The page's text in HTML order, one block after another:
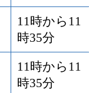
11時から11
時35分
11時から11
時35分